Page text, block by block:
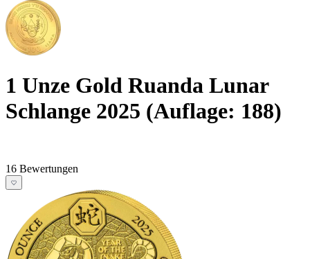
1 Unze Gold Ruanda Lunar
Schlange 2025 (Auflage: 188)
16 Bewertungen